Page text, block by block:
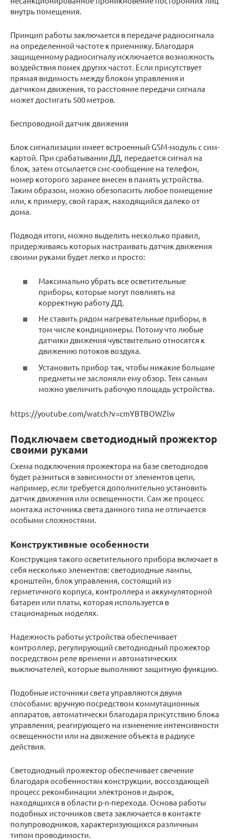
внутрь помещения.
Принцип работы заключается в передаче радиосигнала
на определенной частоте к приемнику. Благодаря
защищенному радиосигналу исключается возможность
воздействия помех других частот. Если присутствует
прямая видимость между блоком управления и
датчиком движения, то расстояние передачи сигнала
может достигать 500 метров.
Беспроводной датчик движения
Блок сигнализации имеет встроенный GSM-модуль с сим-
картой. При срабатывании ДД, передается сигнал на
блок, затем отсылается смс-сообщение на телефон,
номер которого заранее внесен в память устройства.
Таким образом, можно обезопасить любое помещение
или, к примеру, свой гараж, находящийся далеко от
дома.
Подводя итоги, можно выделить несколько правил,
придерживаясь которых настраивать датчик движения
своими руками будет легко и просто:
Максимально убрать все осветительные
приборы, которые могут повлиять на
корректную работу ДД.
Не ставить рядом нагревательные приборы, в
том числе кондиционеры. Потому что любые
датчики движения чувствительно относятся к
движению потоков воздуха.
Установить прибор так, чтобы никакие большие
предметы не заслоняли ему обзор. Тем самым
можно увеличить рабочую площадь устройства.
https://youtube.com/watch?v=cmYBTBOWZlw
Подключаем светодиодный прожектор
своими руками
Схема подключения прожектора на базе светодиодов
будет разниться в зависимости от элементов цепи,
например, если требуется дополнительно установить
датчик движения или освещенности. Сам же процесс
монтажа источника света данного типа не отличается
особыми сложностями.
Конструктивные особенности
Конструкция такого осветительного прибора включает в
себя несколько элементов: светодиодные лампы,
кронштейн, блок управления, состоящий из
герметичного корпуса, контроллера и аккумуляторной
батареи или платы, которая используется в
стационарных моделях.
Надежность работы устройства обеспечивает
контроллер, регулирующий светодиодный прожектор
посредством реле времени и автоматических
выключателей, которые выполняют защитную функцию.
Подобные источники света управляются двумя
способами: вручную посредством коммутационных
аппаратов, автоматически благодаря присутствию блока
управления, реагирующего на изменение интенсивности
освещенности или на движение объекта в радиусе
действия.
Светодиодный прожектор обеспечивает свечение
благодаря особенностям конструкции, воссоздающей
процесс рекомбинации электронов и дырок,
находящихся в области p-n-перехода. Основа работы
подобных источников света заключается в контакте
полупроводников, характеризующихся различным
типом проводимости.